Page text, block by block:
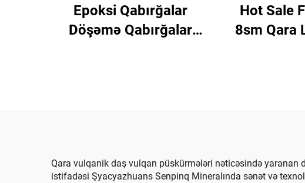
Epoksi Qabırğalar
Döşəmə Qabırğalar
Hot Sale
8sm Qara
Qara vulqanik daş vulqan püskürmələri nəticəsində yaranan
istifadəsi Şyacyazhuans Senpinq Mineralında sənət və